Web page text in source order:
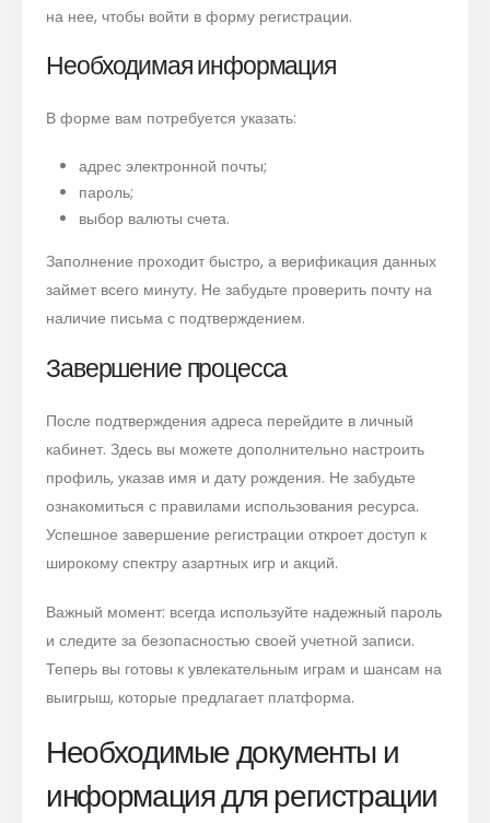
на нее, чтобы войти в форму регистрации.
Необходимая информация
В форме вам потребуется указать:
адрес электронной почты;
пароль;
выбор валюты счета.
Заполнение проходит быстро, а верификация данных
займет всего минуту. Не забудьте проверить почту на
наличие письма с подтверждением.
Завершение процесса
После подтверждения адреса перейдите в личный
кабинет. Здесь вы можете дополнительно настроить
профиль, указав имя и дату рождения. Не забудьте
ознакомиться с правилами использования ресурса.
Успешное завершение регистрации откроет доступ к
широкому спектру азартных игр и акций.
Важный момент: всегда используйте надежный пароль
и следите за безопасностью своей учетной записи.
Теперь вы готовы к увлекательным играм и шансам на
выигрыш, которые предлагает платформа.
Необходимые документы и
информация для регистрации